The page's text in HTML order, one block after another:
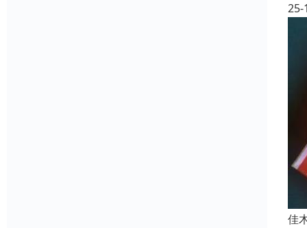
25-
佳